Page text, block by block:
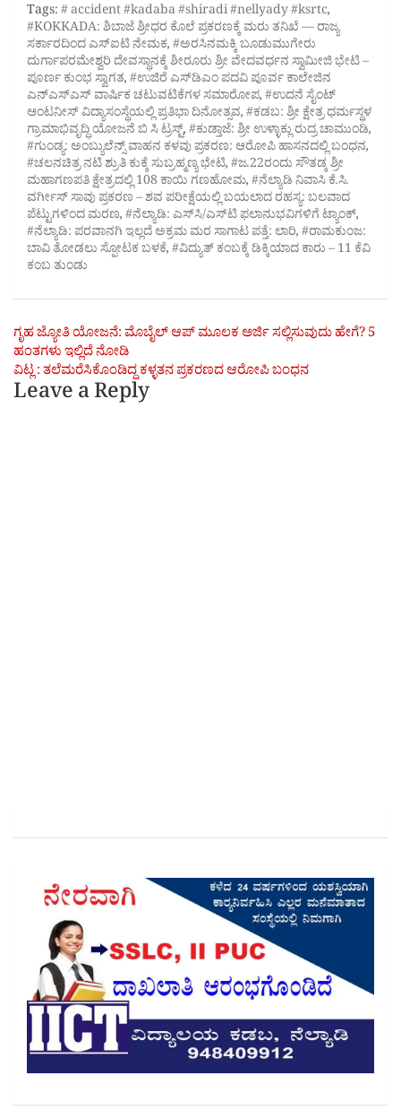
Tags:# accident #kadaba #shiradi #nellyady #ksrtc,
#KOKKADA: ಶಿಬಾಜೆ ಶ್ರೀಧರ ಕೊಲೆ ಪ್ರಕರಣಕ್ಕೆ ಮರು ತನಿಖೆ — ರಾಜ್ಯ
ಸರ್ಕಾರದಿಂದ ಎಸ್‌ಐಟಿ ನೇಮಕ,#ಅರಸಿನಮಕ್ಕಿ ಬೂಡುಮುಗೇರು
ದುರ್ಗಾಪರಮೇಶ್ವರಿ ದೇವಸ್ಥಾನಕ್ಕೆ ಶೀರೂರು ಶ್ರೀ ವೇದವರ್ಧನ ಸ್ವಾಮೀಜಿ ಭೇಟಿ –
ಪೂರ್ಣ ಕುಂಭ ಸ್ವಾಗತ,#ಉಜಿರೆ ಎಸ್‌ಡಿಎಂ ಪದವಿ ಪೂರ್ವ ಕಾಲೇಜಿನ
ಎನ್‌ಎಸ್‌ಎಸ್ ವಾರ್ಷಿಕ ಚಟುವಟಿಕೆಗಳ ಸಮಾರೋಪ,#ಉದನೆ ಸೈಂಟ್
ಆಂಟನೀಸ್‌ ವಿದ್ಯಾಸಂಸ್ಥೆಯಲ್ಲಿ ಪ್ರತಿಭಾ ದಿನೋತ್ಸವ,#ಕಡಬ: ಶ್ರೀ ಕ್ಷೇತ್ರ ಧರ್ಮಸ್ಥಳ
ಗ್ರಾಮಾಭಿವೃದ್ಧಿ ಯೋಜನೆ ಬಿ ಸಿ ಟ್ರಸ್ಟ್‌,#ಕುಡ್ತಾಜೆ: ಶ್ರೀ ಉಳ್ಳಾಕ್ಲು ರುದ್ರ ಚಾಮುಂಡಿ,
#ಗುಂಡ್ಯ: ಅಂಬ್ಯುಲೆನ್ಸ್ ವಾಹನ ಕಳವು ಪ್ರಕರಣ: ಆರೋಪಿ ಹಾಸನದಲ್ಲಿ ಬಂಧನ,
#ಚಲನಚಿತ್ರ ನಟಿ ಶ್ರುತಿ ಕುಕ್ಕೆ ಸುಬ್ರಹ್ಮಣ್ಯ ಭೇಟಿ,#ಜ.22ರಂದು ಸೌತಡ್ಕ ಶ್ರೀ
ಮಹಾಗಣಪತಿ ಕ್ಷೇತ್ರದಲ್ಲಿ 108 ಕಾಯಿ ಗಣಹೋಮ,#ನೆಲ್ಯಾಡಿ ನಿವಾಸಿ ಕೆ.ಸಿ.
ವರ್ಗೀಸ್ ಸಾವು ಪ್ರಕರಣ – ಶವ ಪರೀಕ್ಷೆಯಲ್ಲಿ ಬಯಲಾದ ರಹಸ್ಯ: ಬಲವಾದ
ಪೆಟ್ಟುಗಳಿಂದ ಮರಣ,#ನೆಲ್ಯಾಡಿ: ಎಸ್‌ಸಿ/ಎಸ್‌ಟಿ ಫಲಾನುಭವಿಗಳಿಗೆ ಟ್ಯಾಂಕ್,
#ನೆಲ್ಯಾಡಿ: ಪರವಾನಗಿ ಇಲ್ಲದೆ ಅಕ್ರಮ ಮರ ಸಾಗಾಟ ಪತ್ತೆ: ಲಾರಿ,#ರಾಮಕುಂಜ:
ಬಾವಿ ತೋಡಲು ಸ್ಪೋಟಕ ಬಳಕೆ,#ವಿದ್ಯುತ್ ಕಂಬಕ್ಕೆ ಡಿಕ್ಕಿಯಾದ ಕಾರು – 11 ಕೆವಿ
ಕಂಬ ತುಂಡು
Post
navigation
ಗೃಹ ಜ್ಯೋತಿ ಯೋಜನೆ: ಮೊಬೈಲ್ ಆಪ್ ಮೂಲಕ ಅರ್ಜಿ ಸಲ್ಲಿಸುವುದು ಹೇಗೆ? 5
ಹಂತಗಳು ಇಲ್ಲಿದೆ ನೋಡಿ
ವಿಟ್ಲ : ತಲೆಮರೆಸಿಕೊಂಡಿದ್ದ ಕಳ್ಳತನ ಪ್ರಕರಣದ ಆರೋಪಿ ಬಂಧನ
Leave a Reply